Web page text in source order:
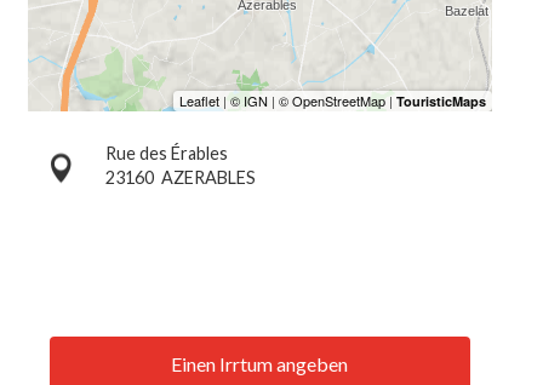
Rue des Érables
23160 AZERABLES
Einen Irrtum angeben